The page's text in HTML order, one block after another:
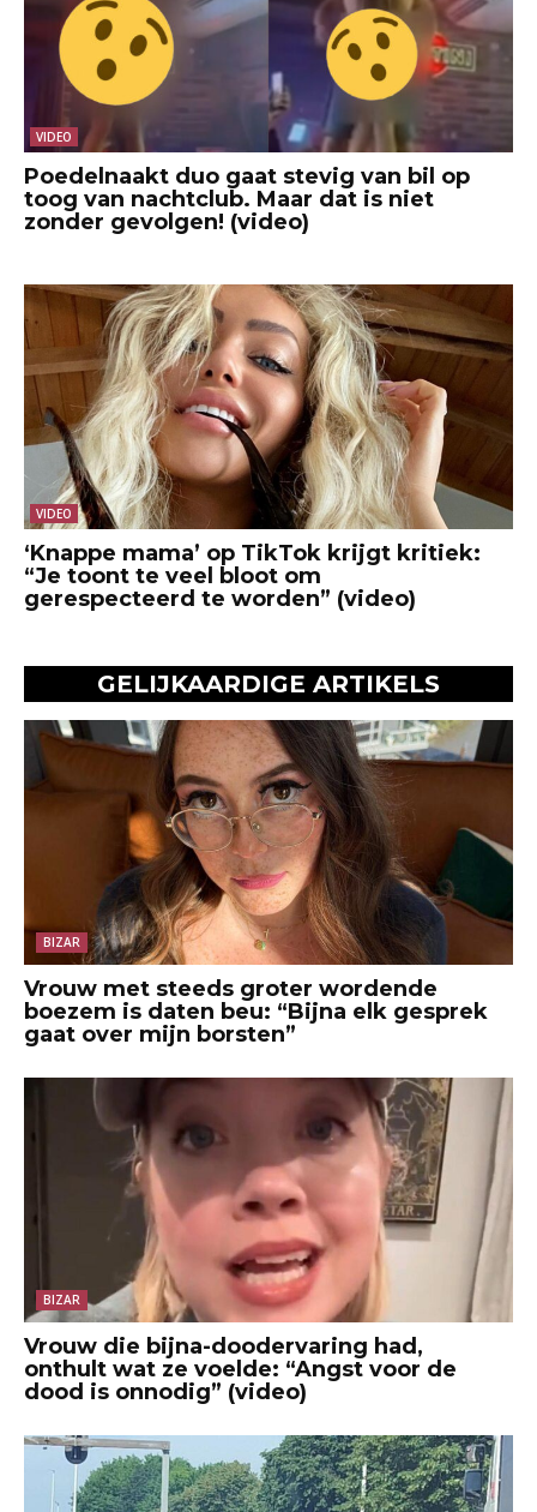
VIDEO
Poedelnaakt duo gaat stevig van bil op
toog van nachtclub. Maar dat is niet
zonder gevolgen! (video)
VIDEO
‘Knappe mama’ op TikTok krijgt kritiek:
“Je toont te veel bloot om
gerespecteerd te worden” (video)
GELIJKAARDIGE ARTIKELS
BIZAR
Vrouw met steeds groter wordende
boezem is daten beu: “Bijna elk gesprek
gaat over mijn borsten”
BIZAR
Vrouw die bijna-doodervaring had,
onthult wat ze voelde: “Angst voor de
dood is onnodig” (video)